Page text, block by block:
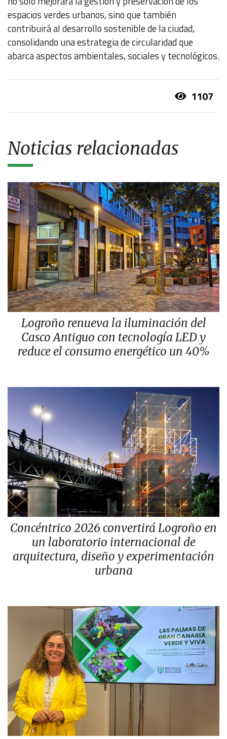
espacios verdes urbanos, sino que también
contribuirá al desarrollo sostenible de la ciudad,
consolidando una estrategia de circularidad que
abarca aspectos ambientales, sociales y tecnológicos.
1107
Noticias relacionadas
Logroño renueva la iluminación del
Casco Antiguo con tecnología LED y
reduce el consumo energético un 40%
Concéntrico 2026 convertirá Logroño en
un laboratorio internacional de
arquitectura, diseño y experimentación
urbana